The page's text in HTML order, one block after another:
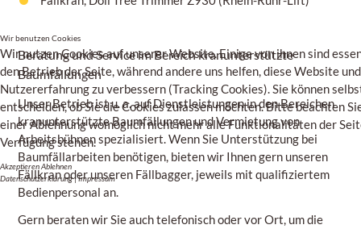
Beratung und Service im Bereich kranunterstützte
Baumfällungen
Unser Betrieb ist u. a. auf Dienstleistungen in den Bereichen
kranunterstützte Baumfällungen und Vermietung von
Arbeitsbühnen spezialisiert. Wenn Sie Unterstützung bei
Baumfällarbeiten benötigen, bieten wir Ihnen gern unseren
Fällkran oder unseren Fällbagger, jeweils mit qualifiziertem
Bedienpersonal an.
Gern beraten wir Sie auch telefonisch oder vor Ort, um die
Wir benutzen Cookies
Wir nutzen Cookies auf unserer Website. Einige von ihnen sind
den Betrieb der Seite, während andere uns helfen, diese Website
Nutzererfahrung zu verbessern (Tracking Cookies). Sie können
entscheiden, ob Sie die Cookies zulassen möchten. Bitte beachten
einer Ablehnung womöglich nicht mehr alle Funktionalitäten der
Verfügung stehen.
AkzeptierenAblehnen
Datenschutzerklärung|Impressum